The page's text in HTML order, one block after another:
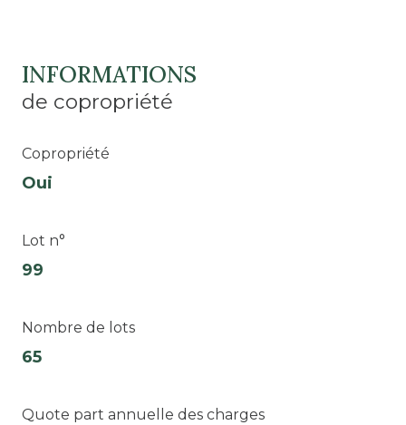
INFORMATIONS
de copropriété
Copropriété
Oui
Lot n°
99
Nombre de lots
65
Quote part annuelle des charges